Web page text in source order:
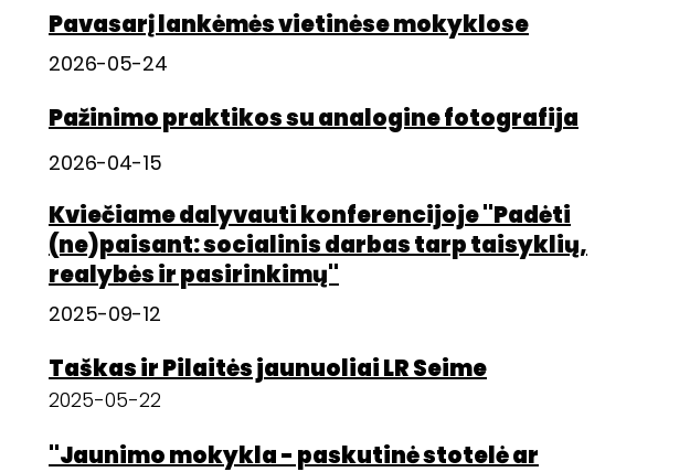
Pavasarį lankėmės vietinėse mokyklose
2026-05-24
Pažinimo praktikos su analogine fotografija
2026-04-15
Kviečiame dalyvauti konferencijoje "Padėti
(ne)paisant: socialinis darbas tarp taisyklių,
realybės ir pasirinkimų"
2025-09-12
Taškas ir Pilaitės jaunuoliai LR Seime
2025-05-22
"Jaunimo mokykla - paskutinė stotelė ar